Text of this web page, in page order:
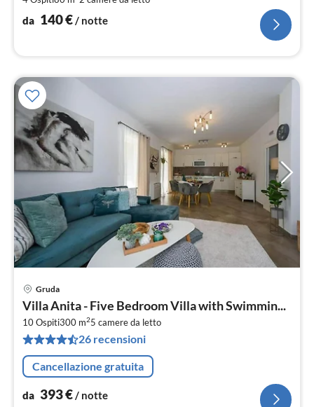
da 140€/ notte
Gruda
Villa Anita - Five Bedroom Villa with Swimmin...
10 Ospiti300 m25 camere da letto
26 recensioni
Cancellazione gratuita
da 393€/ notte